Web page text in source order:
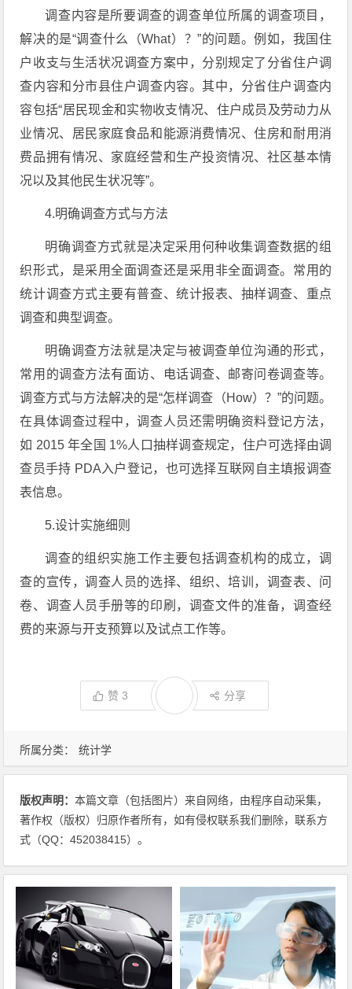
调查内容是所要调查的调查单位所属的调查项目，
解决的是“调查什么（What）？”的问题。例如，我国住
户收支与生活状况调查方案中，分别规定了分省住户调
查内容和分市县住户调查内容。其中，分省住户调查内
容包括“居民现金和实物收支情况、住户成员及劳动力从
业情况、居民家庭食品和能源消费情况、住房和耐用消
费品拥有情况、家庭经营和生产投资情况、社区基本情
况以及其他民生状况等”。
4.明确调查方式与方法
明确调查方式就是决定采用何种收集调查数据的组
织形式，是采用全面调查还是采用非全面调查。常用的
统计调查方式主要有普查、统计报表、抽样调查、重点
调查和典型调查。
明确调查方法就是决定与被调查单位沟通的形式，
常用的调查方法有面访、电话调查、邮寄问卷调查等。
调查方式与方法解决的是“怎样调查（How）？”的问题。
在具体调查过程中，调查人员还需明确资料登记方法，
如 2015 年全国 1%人口抽样调查规定，住户可选择由调
查员手持 PDA入户登记，也可选择互联网自主填报调查
表信息。
5.设计实施细则
调查的组织实施工作主要包括调查机构的成立，调
查的宣传，调查人员的选择、组织、培训，调查表、问
卷、调查人员手册等的印刷，调查文件的准备，调查经
费的来源与开支预算以及试点工作等。
赞3 分享
所属分类： 统计学
版权声明：本篇文章（包括图片）来自网络，由程序自动采集，
著作权（版权）归原作者所有，如有侵权联系我们删除，联系方
式（QQ：452038415）。